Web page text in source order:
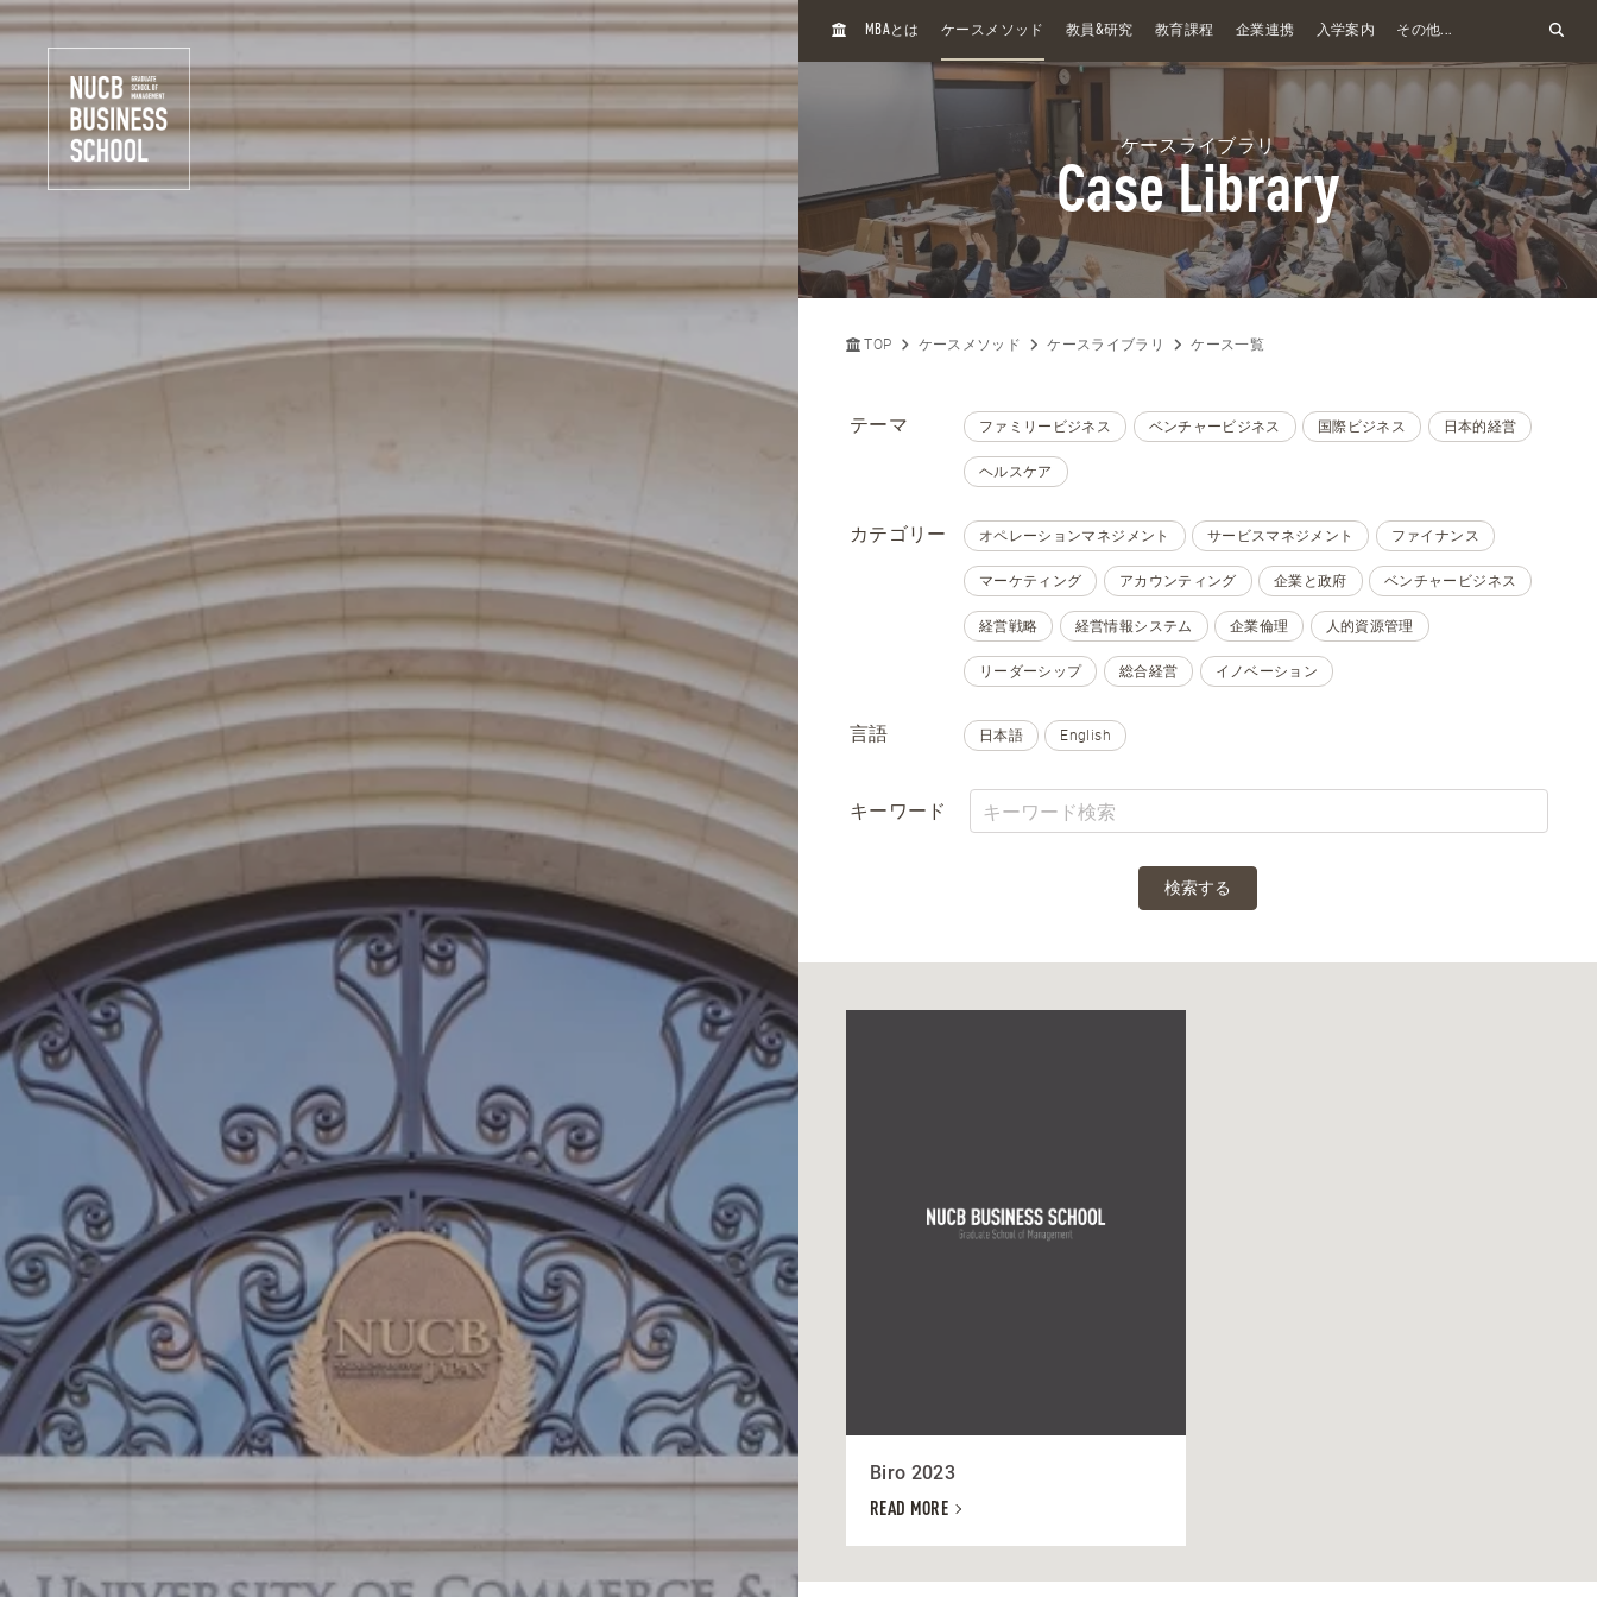
H
MBAとは ケースメソッド 教員&研究 教育課程 企業連携 入学案内 その他...
ケースライブラリ
Case Library
TOP ケースメソッド ケースライブラリ ケース一覧
テーマ ファミリービジネス ベンチャービジネス 国際ビジネス 日本的経営
ヘルスケア
カテゴリー オペレーションマネジメント サービスマネジメント ファイナンス
マーケティング アカウンティング 企業と政府 ベンチャービジネス
経営戦略 経営情報システム 企業倫理 人的資源管理
リーダーシップ 総合経営 イノベーション
言語 日本語 English
キーワード
検索する
Biro 2023
READ MORE